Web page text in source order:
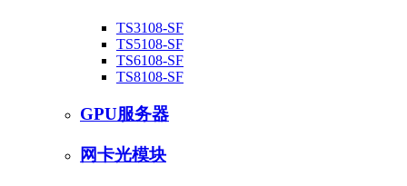
TS3108-SF
TS5108-SF
TS6108-SF
TS8108-SF
GPU服务器
网卡光模块